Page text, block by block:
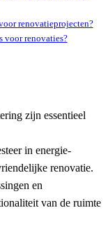
renovatieprojecten?
voor renovaties?
zijn essentieel
in energie-
renovatie.
en
van de ruimte